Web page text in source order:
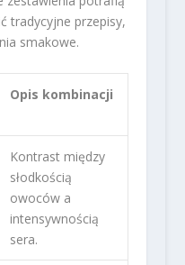
tradycyjne przepisy,
smakowe.
Opis kombinacji
Kontrast między
słodkością
owoców a
intensywnością
sera.